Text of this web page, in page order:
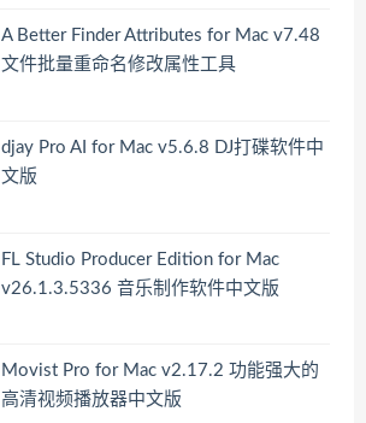
A Better Finder Attributes for Mac v7.48
文件批量重命名修改属性工具
djay Pro AI for Mac v5.6.8 DJ打碟软件中
文版
FL Studio Producer Edition for Mac
v26.1.3.5336 音乐制作软件中文版
Movist Pro for Mac v2.17.2 功能强大的
高清视频播放器中文版